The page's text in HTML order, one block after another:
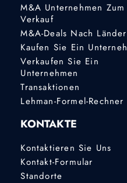
M&A Unternehmen Zum
Verkauf
M&A-Deals Nach
Kaufen Sie Ein
Verkaufen Sie Ein
Unternehmen
Transaktionen
Lehman-Formel-Rechner
KONTAKTE
Kontaktieren Sie Uns
Kontakt-Formular
Standorte